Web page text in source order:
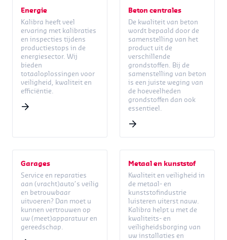
Energie
Kalibra heeft veel
ervaring met kalibraties
en inspecties tijdens
productiestops in de
energiesector. Wij
bieden
totaaloplossingen voor
veiligheid, kwaliteit en
efficiëntie.
Beton centrales
De kwaliteit van beton
wordt bepaald door de
samenstelling van het
product uit de
verschillende
grondstoffen. Bij de
samenstelling van beton
is een juiste weging van
de hoeveelheden
grondstoffen dan ook
essentieel.
Garages
Service en reparaties
aan (vracht)auto’s veilig
en betrouwbaar
uitvoeren? Dan moet u
kunnen vertrouwen op
uw (meet)apparatuur en
gereedschap.
Metaal en kunststof
Kwaliteit en veiligheid in
de metaal- en
kunststofindustrie
luisteren uiterst nauw.
Kalibra helpt u met de
kwaliteits- en
veiligheidsborging van
uw installaties en